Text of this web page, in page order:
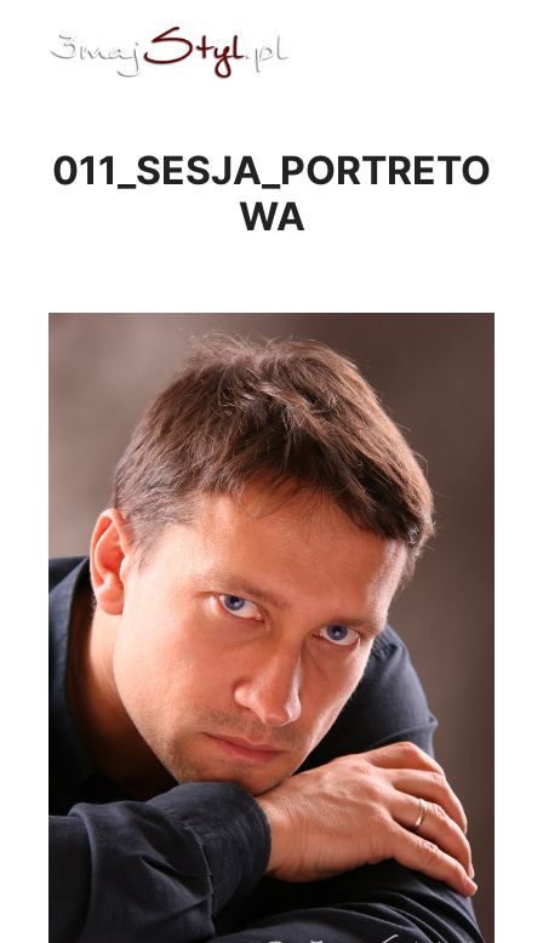
011_SESJA_PORTRETO
WA